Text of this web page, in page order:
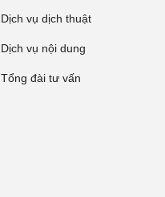
Dịch vụ dịch thuật
Dịch vụ nội dung
Tổng đài tư vấn